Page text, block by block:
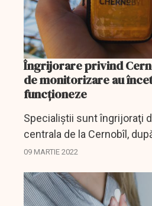
Îngrijorare privind
de monitorizare au
funcționeze
Specialiştii sunt îngrijoraţi
centrala de la Cernobîl,
preluat controlul.
09 MARTIE 2022